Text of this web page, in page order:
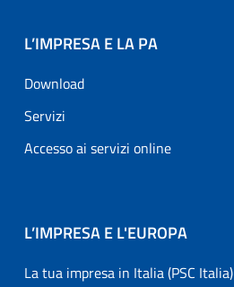
L’IMPRESA E LA PA
Download
Servizi
Accesso ai servizi online
L’IMPRESA E L'EUROPA
La tua impresa in Italia (PSC Italia)